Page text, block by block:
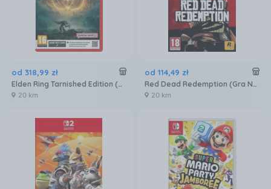
od 318,99 zł
Elden Ring Tarnished Edition (Gra NS2)
20 km
od 114,49 zł
Red Dead Redemption (Gra NS)
20 km